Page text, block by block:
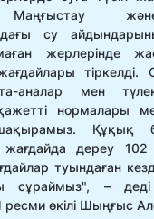
Маңғыстау
су
жерлерінде
аналар мен
нормалары
Құқық
жағдайда дереу
туындаған
сұраймыз", – деді
ресми өкілі Шыңғыс